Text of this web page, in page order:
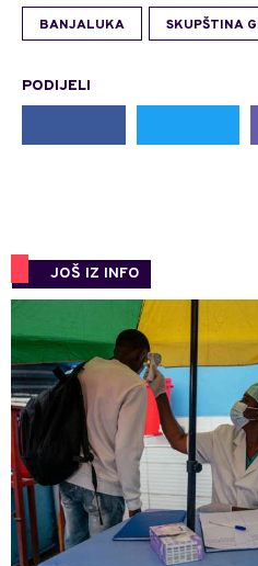
BANJALUKA SKUPŠTINA
PODIJELI
JOŠ IZ INFO